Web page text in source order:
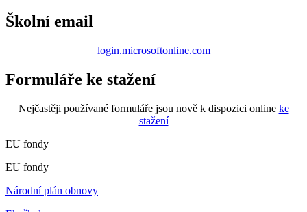
Školní email
login.microsoftonline.com
Formuláře ke stažení
Nejčastěji používané formuláře jsou nově k dispozici online ke
stažení
EU fondy
EU fondy
Národní plán obnovy